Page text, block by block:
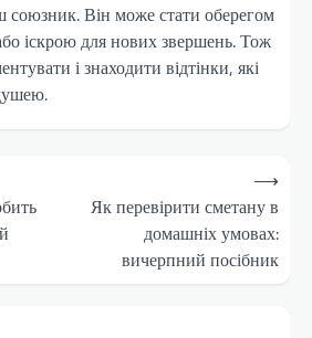
Він може стати оберегом
іскрою для нових звершень. Тож
і знаходити відтінки, які
Як перевірити сметану в
домашніх умовах:
вичерпний посібник
⟶